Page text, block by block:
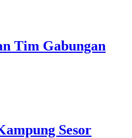
Tim Gabungan
Sesor